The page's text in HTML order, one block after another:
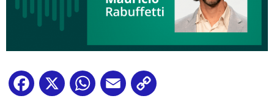
Facebook
X WhatsApp
Email